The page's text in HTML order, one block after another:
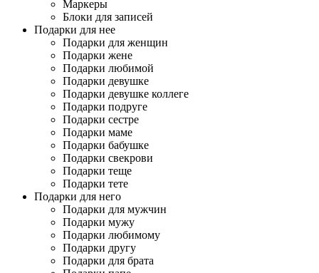
Маркеры
Блоки для записей
Подарки для нее
Подарки для женщин
Подарки жене
Подарки любимой
Подарки девушке
Подарки девушке коллеге
Подарки подруге
Подарки сестре
Подарки маме
Подарки бабушке
Подарки свекрови
Подарки теще
Подарки тете
Подарки для него
Подарки для мужчин
Подарки мужу
Подарки любимому
Подарки другу
Подарки для брата